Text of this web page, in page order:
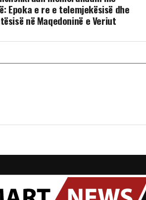
Epoka e re e telemjekësisë dhe
në Maqedoninë e Veriut